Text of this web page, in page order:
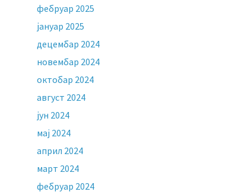
фебруар 2025
јануар 2025
децембар 2024
новембар 2024
октобар 2024
август 2024
јун 2024
мај 2024
април 2024
март 2024
фебруар 2024